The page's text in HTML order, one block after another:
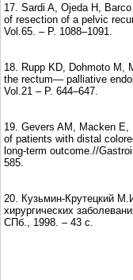
17. Sardi A, Ojeda H,
of resection of a pelvic
Vol.65. – P. 1088–1091.
18. Rupp KD, Dohmoto M,
the rectum— palliative
Vol.21 – P. 644–647.
19. Gevers AM, Macken
of patients with distal
long-term outcome.//
585.
20. Кузьмин-Крутецкий
хирургических
СПб., 1998. – 43 с.